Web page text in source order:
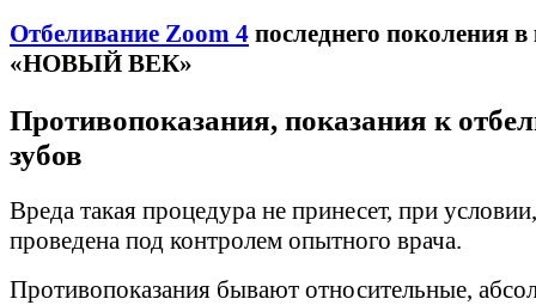
Отбеливание Zoom 4 последнего поколения
«НОВЫЙ ВЕК»
Противопоказания, показания к
зубов
Вреда такая процедура не принесет, при
проведена под контролем опытного врача.
Противопоказания бывают относительные,